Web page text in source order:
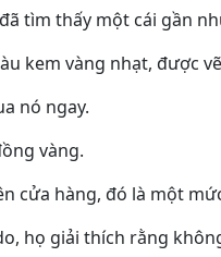
tìm thấy một cái gần
kem vàng nhạt, được
nó ngay.
vàng.
cửa hàng, đó là một
họ giải thích rằng